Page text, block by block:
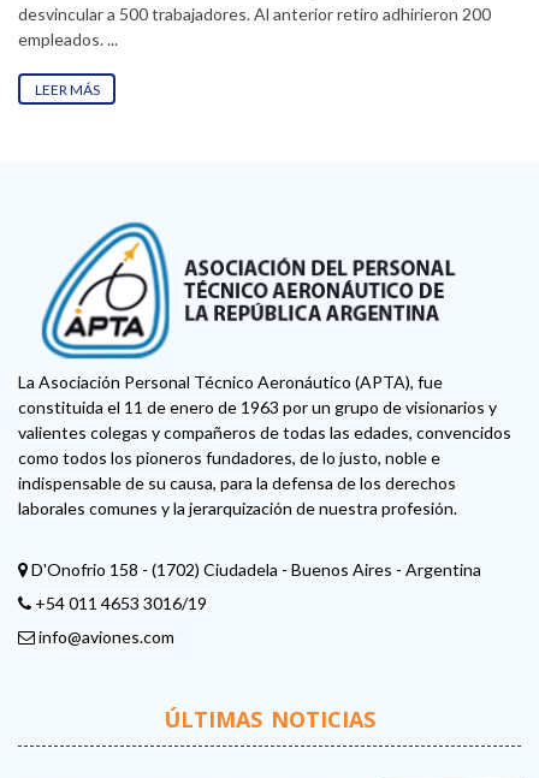
desvincular a 500 trabajadores. Al anterior retiro adhirieron 200
empleados. ...
LEER MÁS
La Asociación Personal Técnico Aeronáutico (APTA), fue
constituida el 11 de enero de 1963 por un grupo de visionarios y
valientes colegas y compañeros de todas las edades, convencidos
como todos los pioneros fundadores, de lo justo, noble e
indispensable de su causa, para la defensa de los derechos
laborales comunes y la jerarquización de nuestra profesión.
D'Onofrio 158 - (1702) Ciudadela - Buenos Aires - Argentina
+54 011 4653 3016/19
info@aviones.com
ÚLTIMAS NOTICIAS